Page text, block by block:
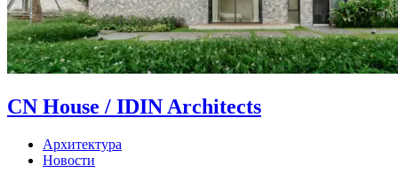
CN House / IDIN Architects
Архитектура
Новости